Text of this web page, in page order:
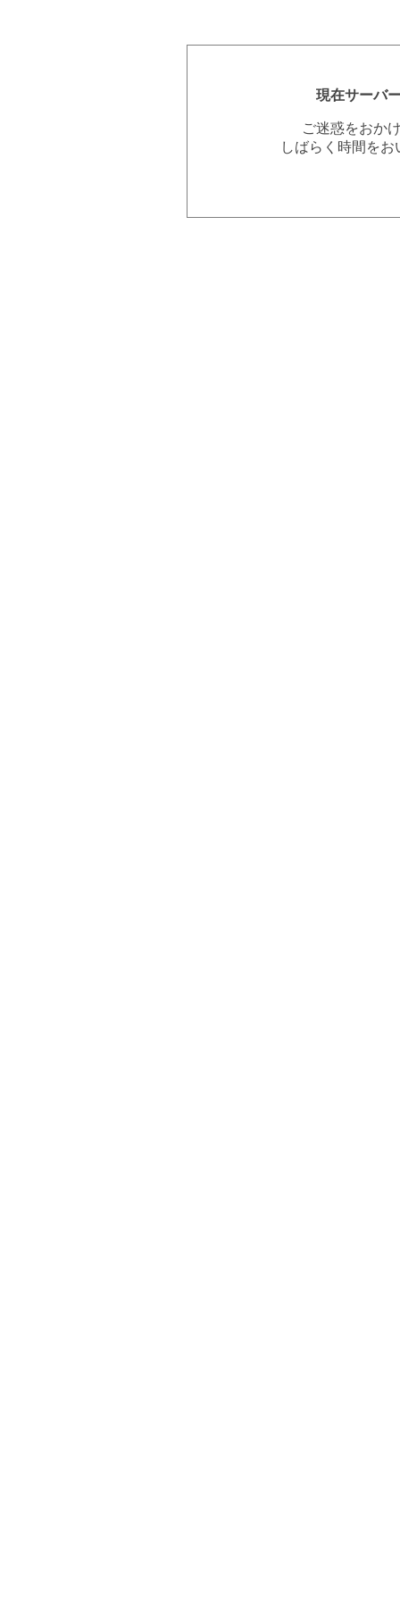
現在サーバ
ご迷惑をおか
しばらく時間を